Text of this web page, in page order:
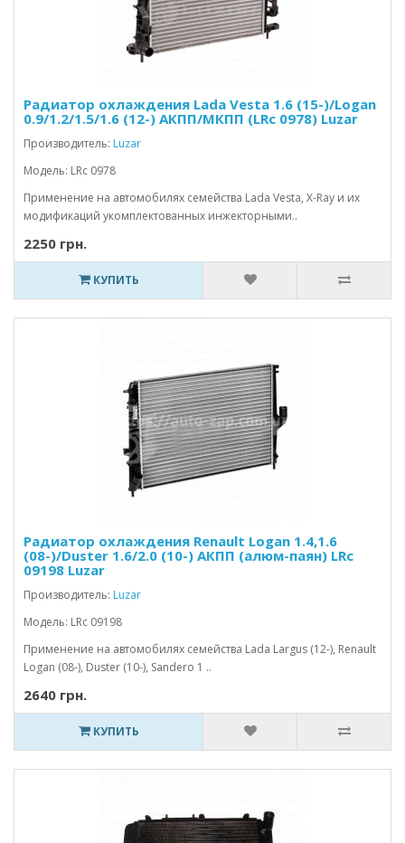
Радиатор охлаждения Lada Vesta 1.6 (15-)/Logan
0.9/1.2/1.5/1.6 (12-) АКПП/МКПП (LRc 0978) Luzar
Производитель: Luzar
Модель: LRc 0978
Применение на автомобилях семейства Lada Vesta, X-Ray и их
модификаций укомплектованных инжекторными..
2250 грн.
КУПИТЬ
Радиатор охлаждения Renault Logan 1.4,1.6
(08-)/Duster 1.6/2.0 (10-) АКПП (алюм-паян) LRc
09198 Luzar
Производитель: Luzar
Модель: LRc 09198
Применение на автомобилях семейства Lada Largus (12-), Renault
Logan (08-), Duster (10-), Sandero 1 ..
2640 грн.
КУПИТЬ